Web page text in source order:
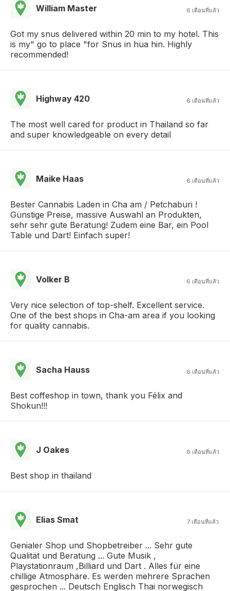
William Master 6 เดือนที่แล้ว
Got my snus delivered within 20 min to my hotel. This
is my" go to place "for Snus in hua hin. Highly
recommended!
Highway 420 6 เดือนที่แล้ว
The most well cared for product in Thailand so far
and super knowledgeable on every detail
Maike Haas 6 เดือนที่แล้ว
Bester Cannabis Laden in Cha am / Petchaburi !
Günstige Preise, massive Auswahl an Produkten,
sehr sehr gute Beratung! Zudem eine Bar, ein Pool
Table und Dart! Einfach super!
Volker B 6 เดือนที่แล้ว
Very nice selection of top-shelf. Excellent service.
One of the best shops in Cha-am area if you looking
for quality cannabis.
Sacha Hauss 6 เดือนที่แล้ว
Best coffeshop in town, thank you Félix and
Shokun!!!
J Oakes 6 เดือนที่แล้ว
Best shop in thailand
Elias Smat 7 เดือนที่แล้ว
Genialer Shop und Shopbetreiber ... Sehr gute
Qualität und Beratung ... Gute Musik ,
Playstationraum ,Billiard und Dart . Alles für eine
chillige Atmosphäre. Es werden mehrere Sprachen
gesprochen ... Deutsch Englisch Thai norwegisch